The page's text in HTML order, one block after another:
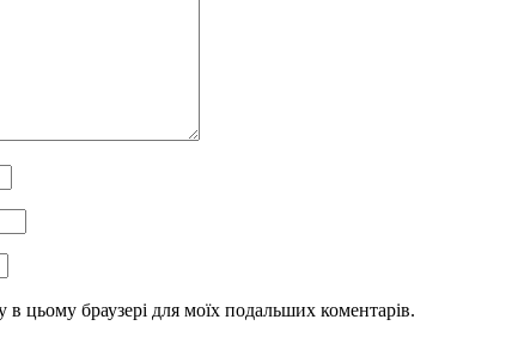
в цьому браузері для моїх подальших коментарів.